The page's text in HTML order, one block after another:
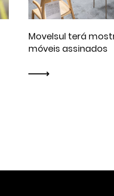
Movelsul terá
móveis assinados